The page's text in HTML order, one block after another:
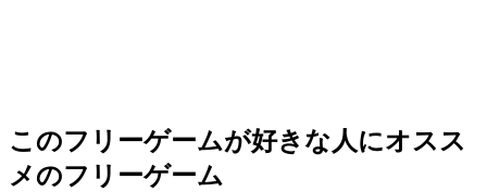
このフリーゲームが好きな人にオスス
メのフリーゲーム